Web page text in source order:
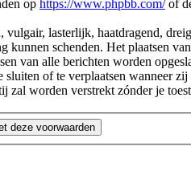
op https://www.phpbb.com/of
vulgair, lasterlijk, haatdragend,
schenden. Het plaatsen
van alle berichten worden
of te verplaatsen wanneer
zal worden verstrekt zónder je